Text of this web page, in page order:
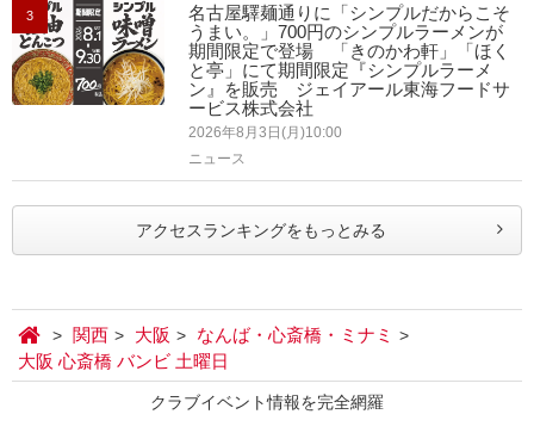
3
名古屋驛麺通りに「シンプルだからこそ
うまい。」700円のシンプルラーメンが
期間限定で登場 「きのかわ軒」「ほく
と亭」にて期間限定『シンプルラーメ
ン』を販売 ジェイアール東海フードサ
ービス株式会社
2026年8月3日(月)10:00
ニュース
アクセスランキングをもっとみる
関西 大阪
なんば・心斎橋・ミナミ
大阪 心斎橋 バンビ 土曜日
クラブイベント情報を完全網羅